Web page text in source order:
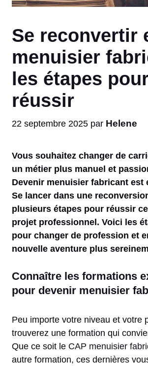
Se reconvertir
menuisier
les étapes
réussir
22 septembre 2025 par Helene
Vous souhaitez changer de
un métier plus manuel et
Devenir menuisier fabricant est
Se lancer dans une
plusieurs étapes pour réussir
projet professionnel. Voici les
pour changer de profession et
nouvelle aventure plus
Connaître les formations
pour devenir menuisier
Peu importe votre niveau et votre
trouverez une formation qui
Que ce soit le CAP menuisier
autre formation, ces dernières